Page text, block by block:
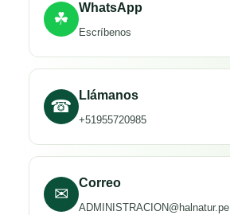
☘
WhatsApp
Escríbenos
☎
Llámanos
+51955720985
✉
Correo
ADMINISTRACION@halnatur.pe